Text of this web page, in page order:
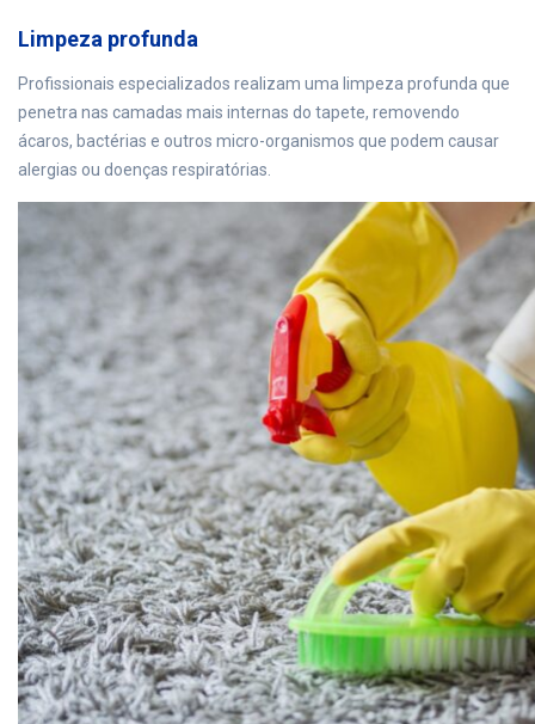
Limpeza profunda
Profissionais especializados realizam uma limpeza profunda que
penetra nas camadas mais internas do tapete, removendo
ácaros, bactérias e outros micro-organismos que podem causar
alergias ou doenças respiratórias.